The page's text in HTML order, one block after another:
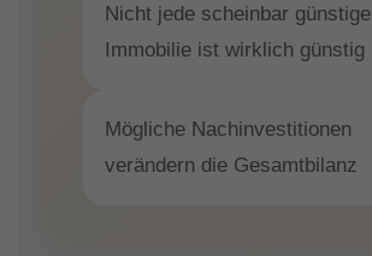
Nicht jede scheinbar günstige
Immobilie ist wirklich günstig
Mögliche Nachinvestitionen
verändern die Gesamtbilanz